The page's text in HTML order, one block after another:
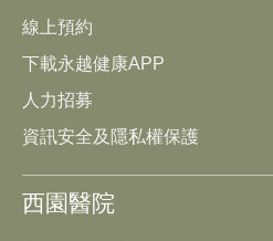
線上預約
下載永越健康APP
人力招募
資訊安全及隱私權保護
西園醫院